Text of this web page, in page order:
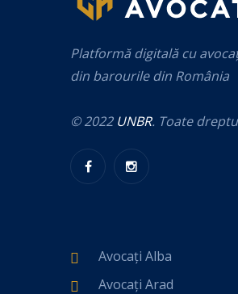
Platformă digitală cu
din barourile din România
© 2022 UNBR. Toate
Avocați Alba
Avocați Arad